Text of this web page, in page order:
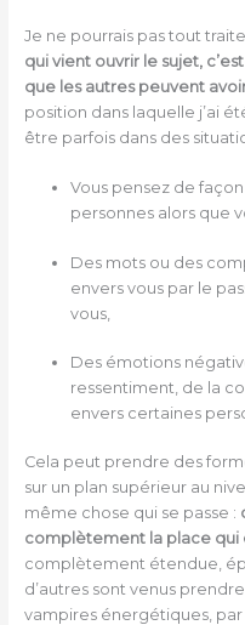
Je ne pourrais pas tout
qui vient ouvrir le sujet,
que les autres peuvent
position dans laquelle j’ai
être parfois dans des
Vous pensez de
personnes alors que
Des mots ou des
envers vous par le
vous,
Des émotions
ressentiment, de la
envers certaines
Cela peut prendre des
sur un plan supérieur au
même chose qui se passe :
complètement la place qui
complètement étendue,
d’autres sont venus
vampires énergétiques,